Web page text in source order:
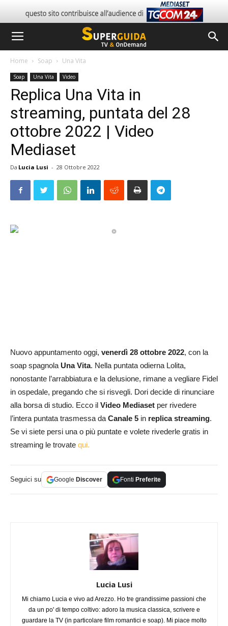
Home Soap Una Vita
Soap Una Vita Video
Replica Una Vita in
streaming, puntata del 28
ottobre 2022 | Video
Mediaset
Da Lucia Lusi - 28 Ottobre 2022
Nuovo appuntamento oggi, venerdì 28 ottobre 2022, con la
soap spagnola Una Vita. Nella puntata odierna Lolita,
nonostante l’arrabbiatura e la delusione, rimane a vegliare Fidel
in ospedale, pregando che si risvegli. Dori decide di rinunciare
alla borsa di studio. Ecco il Video Mediaset per rivedere
l’intera puntata trasmessa daCanale 5 in replica streaming.
Se vi siete persi una o più puntate e volete rivederle gratis in
streaming le trovate qui.
Seguici su Google Discover Fonti Preferite
Lucia Lusi
Mi chiamo Lucia e vivo ad Arezzo. Ho tre grandissime passioni che
da un po' di tempo coltivo: adoro la musica classica, scrivere e
guardare la TV (in particolare film romantici e soap). Mi piace molto